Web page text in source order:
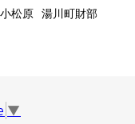
松原
湯川町財部
▼